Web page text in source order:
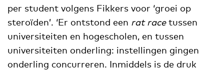
per student volgens Fikkers voor ‘groei op
steroïden’. ‘Er ontstond een rat racetussen
universiteiten en hogescholen, en tussen
universiteiten onderling: instellingen gingen
onderling concurreren. Inmiddels is de druk